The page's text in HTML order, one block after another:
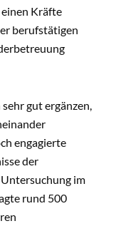
Kräfte
berufstätigen
gut ergänzen,
engagierte
der
im
rund 500